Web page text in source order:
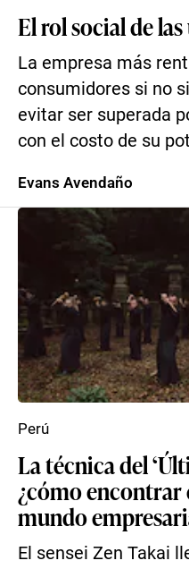
El rol social de
La empresa más
consumidores si no
evitar ser superada
con el costo de su
Evans Avendaño
La técnica del
¿cómo
mundo
El sensei Zen Takai
Perú